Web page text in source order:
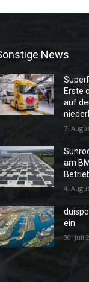
News
Erste
auf
7.
am
4.
ein
30. Juli